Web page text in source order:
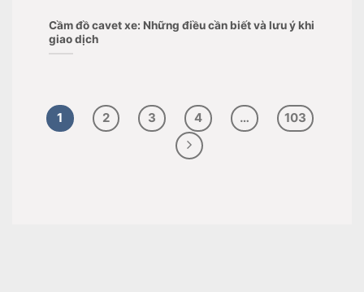
Cầm đồ cavet xe: Những điều cần biết và lưu ý khi
giao dịch
1 2 3 4 … 103